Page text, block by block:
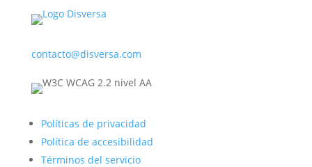
contacto@disversa.com
Políticas de privacidad
Política de accesibilidad
Términos del servicio